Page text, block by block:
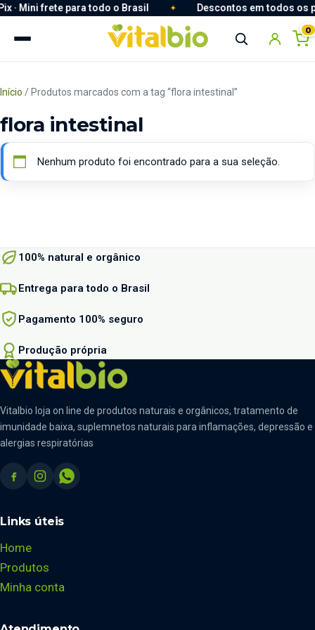
Descontos em todos os produtos + 5% no Pix · Mini frete
· Mini frete para todo o Brasil Descontos em todos os
Redefinir Senha
0
Início / Produtos marcados com a tag “flora intestinal”
flora intestinal
Nenhum produto foi encontrado para a sua seleção.
100% natural e orgânico
Entrega para todo o Brasil
Pagamento 100% seguro
Produção própria
Vitalbio loja on line de produtos naturais e orgânicos, tratamento de
imunidade baixa, suplemnetos naturais para inflamações, depressão e
alergias respiratórias
Links úteis
Home
Produtos
Minha conta